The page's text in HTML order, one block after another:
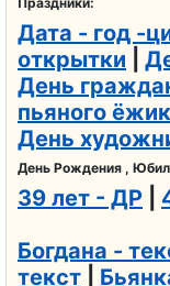
Дата - год -
открытки
День
пьяного
День
День Рождения ,
39 лет - ДР
Богдана -
текст